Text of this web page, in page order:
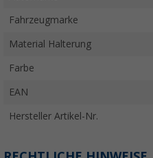
Fahrzeugmarke
Material Halterung
Farbe
EAN
Hersteller Artikel-Nr.